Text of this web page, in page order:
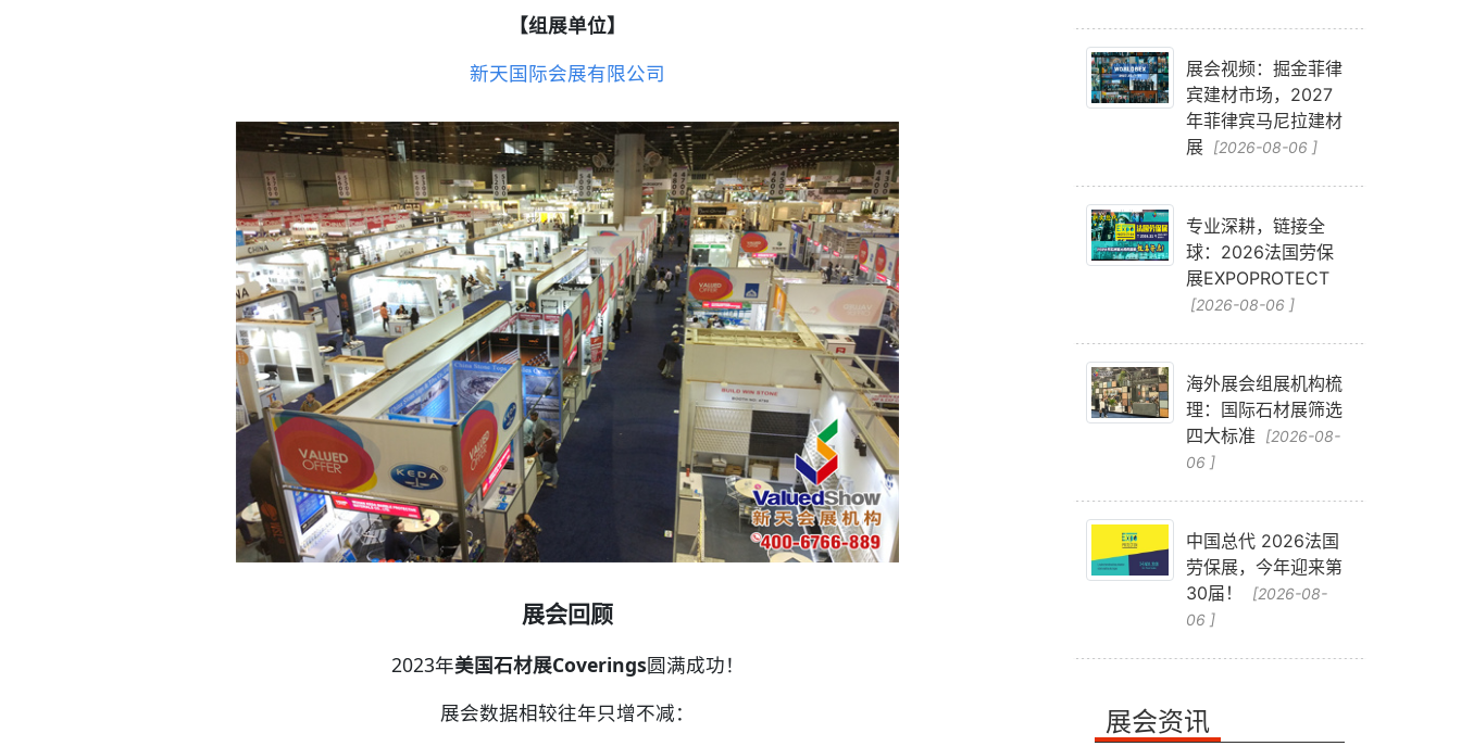
【组展单位】
新天国际会展有限公司
展会回顾
2023年美国石材展Coverings圆满成功！
展会数据相较往年只增不减：
展会视频：掘金菲律
宾建材市场，2027
年菲律宾马尼拉建材
展 [2026-08-06 ]
专业深耕，链接全
球：2026法国劳保
展EXPOPROTECT
[2026-08-06 ]
海外展会组展机构梳
理：国际石材展筛选
四大标准
[2026-08-
06 ]
中国总代 2026法国
劳保展，今年迎来第
30届！
[2026-08-
06 ]
展会资讯